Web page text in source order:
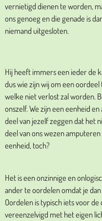
vernietigd dienen te worden,
ons genoeg en die genade is
niemand uitgesloten.
Hij heeft immers een ieder de
dus wie zijn wij om een
welke niet verlost zal worden.
onszelf. We zijn een eenheid
deel van jezelf zeggen dat het
deel van ons wezen
eenheid, toch?
Het is een onzinnige en
ander te oordelen omdat je
Oordelen is typisch iets voor
vereenzelvigd met het eigen